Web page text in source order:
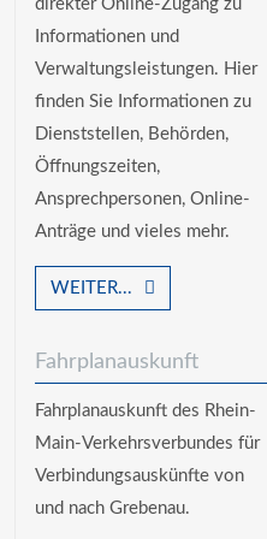
direkter Online-Zugang zu
Informationen und
Verwaltungsleistungen. Hier
finden Sie Informationen zu
Dienststellen, Behörden,
Öffnungszeiten,
Ansprechpersonen, Online-
Anträge und vieles mehr.
WEITER...
Fahrplanauskunft
Fahrplanauskunft des Rhein-
Main-Verkehrsverbundes für
Verbindungsauskünfte von
und nach Grebenau.